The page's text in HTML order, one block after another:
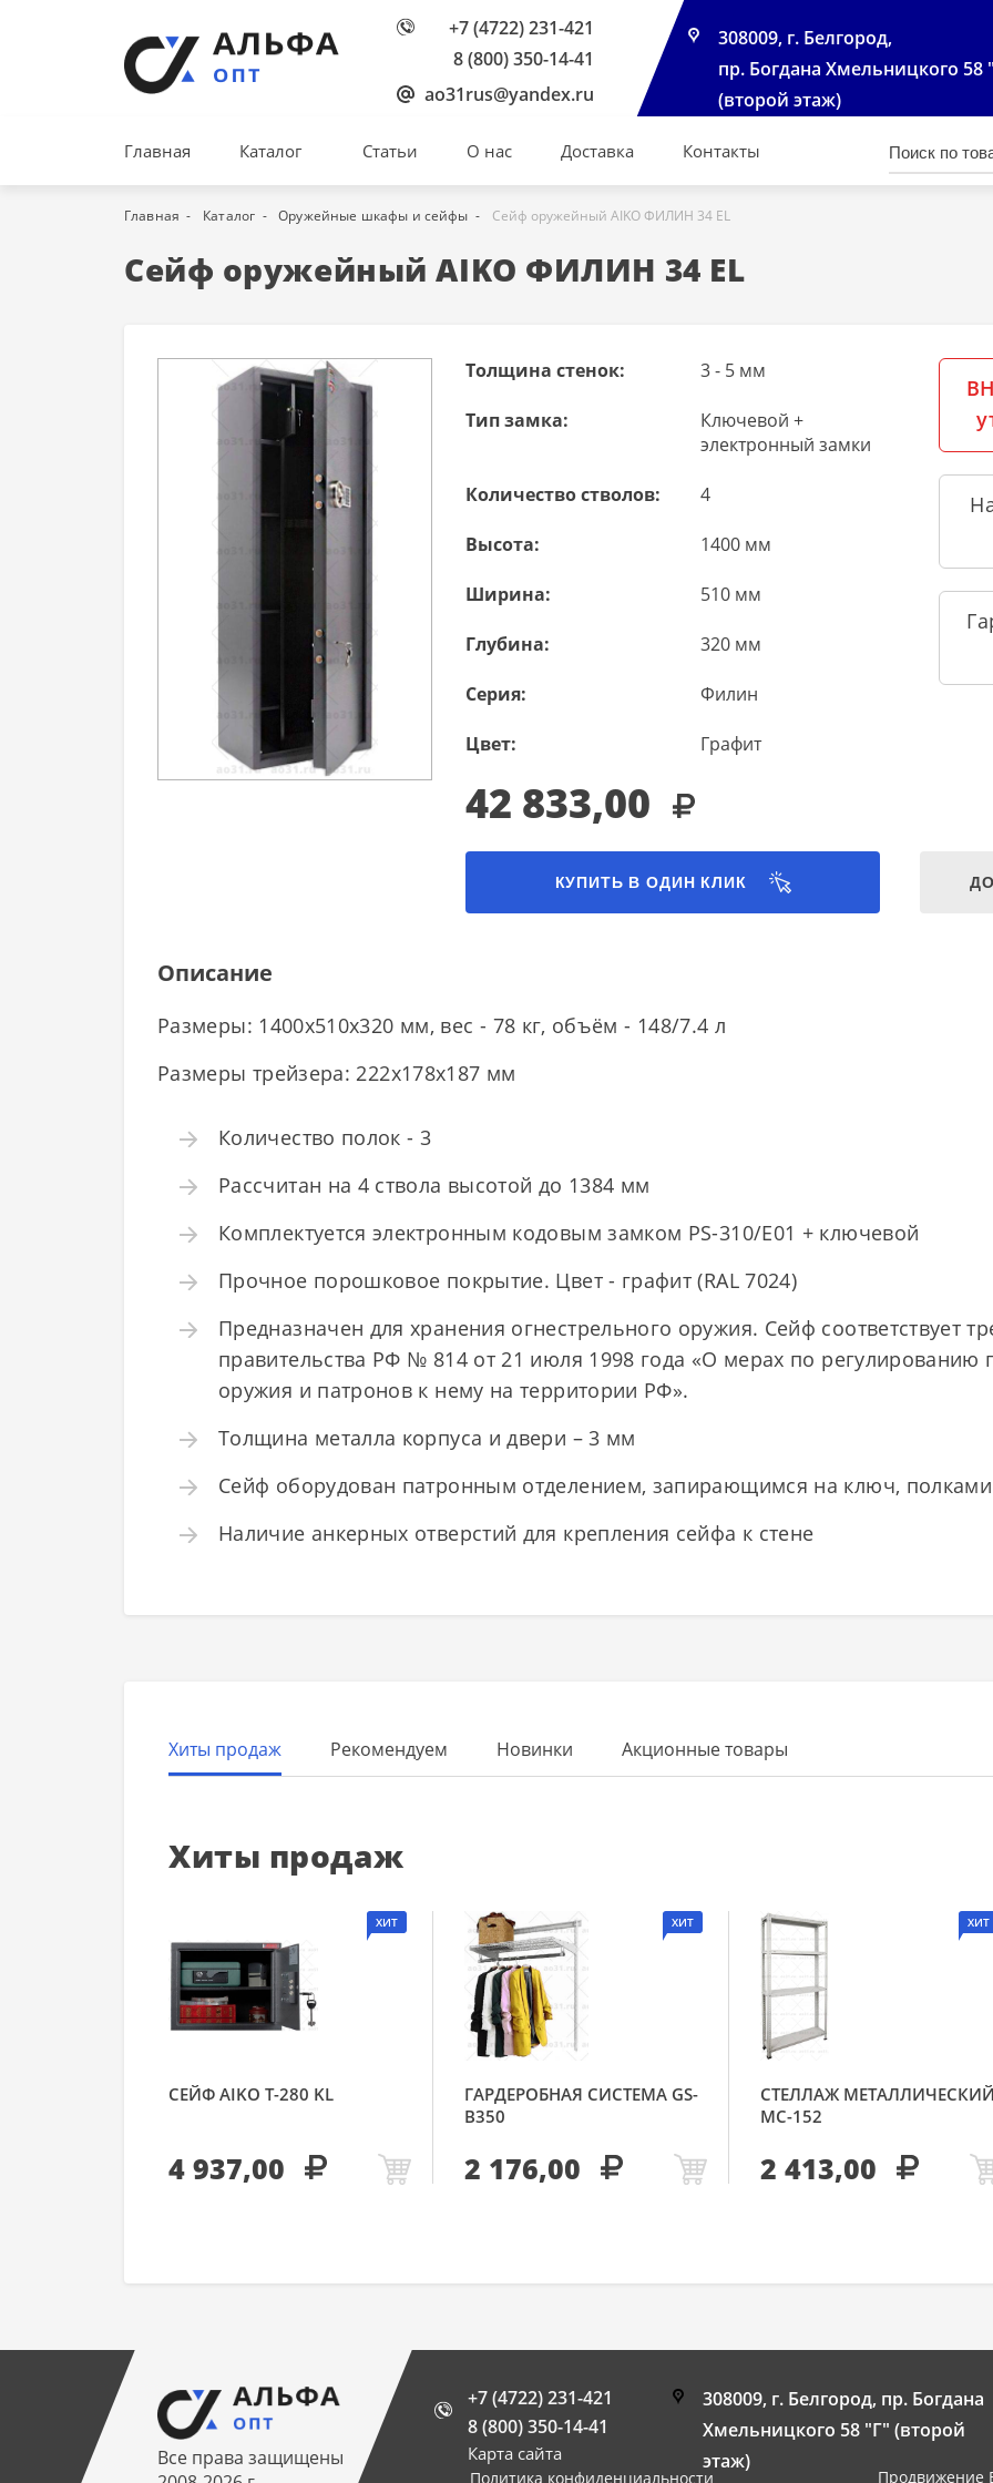
+7 (4722) 231-421
8 (800) 350-14-41
ao31rus@yandex.ru
308009, г. Белгород,
пр. Богдана Хмельницкого 58
(второй этаж)
Главная Каталог Статьи О нас Доставка Контакты
Главная Каталог Оружейные шкафы и сейфы Сейф оружейный AIKO ФИЛИН 34 EL
Сейф оружейный AIKO ФИЛИН 34 EL
Толщина стенок: 3 - 5 мм
Тип замка:
Ключевой +
электронный замки
Количество стволов: 4
Высота: 1400 мм
Ширина: 510 мм
Глубина: 320 мм
Серия: Филин
Цвет: Графит
42 833,00
КУПИТЬ В ОДИН КЛИК
Описание
Размеры: 1400x510x320 мм, вес - 78 кг, объём - 148/7.4 л
Размеры трейзера: 222x178x187 мм
Количество полок - 3
Рассчитан на 4 ствола высотой до 1384 мм
Комплектуется электронным кодовым замком PS-310/E01 + ключевой
Прочное порошковое покрытие. Цвет - графит (RAL 7024)
Предназначен для хранения огнестрельного оружия. Сейф соответствует
правительства РФ № 814 от 21 июля 1998 года «О мерах по регулированию
оружия и патронов к нему на территории РФ».
Толщина металла корпуса и двери – 3 мм
Сейф оборудован патронным отделением, запирающимся на ключ,
Наличие анкерных отверстий для крепления сейфа к стене
Хиты продаж Рекомендуем Новинки Акционные товары
Хиты продаж
ХИТ
СЕЙФ AIKO Т-280 KL
4 937,00
ХИТ
ГАРДЕРОБНАЯ СИСТЕМА GS-
В350
2 176,00
ХИТ
СТЕЛЛАЖ
МС-152
2 413,00
Все права защищены
+7 (4722) 231-421
8 (800) 350-14-41
Карта сайта
308009, г. Белгород, пр. Богдана
Хмельницкого 58 "Г" (второй
этаж)
Политика конфиденциальности Продвижение